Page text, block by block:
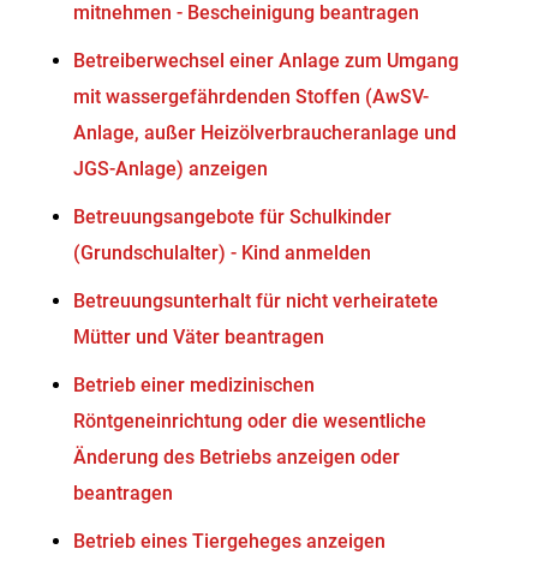
mitnehmen - Bescheinigung beantragen
Betreiberwechsel einer Anlage zum Umgang
mit wassergefährdenden Stoffen (AwSV-
Anlage, außer Heizölverbraucheranlage und
JGS-Anlage) anzeigen
Betreuungsangebote für Schulkinder
(Grundschulalter) - Kind anmelden
Betreuungsunterhalt für nicht verheiratete
Mütter und Väter beantragen
Betrieb einer medizinischen
Röntgeneinrichtung oder die wesentliche
Änderung des Betriebs anzeigen oder
beantragen
Betrieb eines Tiergeheges anzeigen